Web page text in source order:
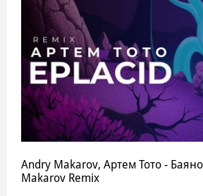
Andry Makarov, Артем Тото -
Makarov Remix